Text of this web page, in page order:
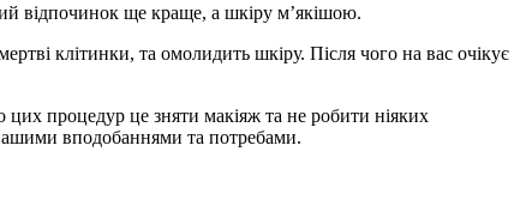
відпочинок ще краще, а шкіру м’якішою.
клітинки, та омолидить шкіру. Після чого на вас очікує
цих процедур це зняти макіяж та не робити ніяких
вподобаннями та потребами.